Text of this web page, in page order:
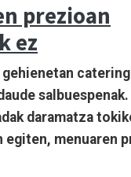
prezioan
ez
gehienetan
daramatza
egiten, menuaren